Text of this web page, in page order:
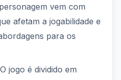
vem com
afetam a jogabilidade e
para os
O jogo é dividido em